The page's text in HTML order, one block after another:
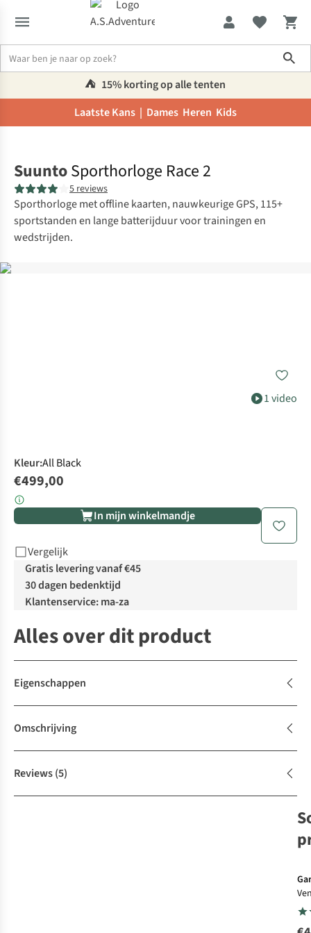
⛺️ 15% korting op alle tenten
Laatste Kans | Dames Heren Kids
1 video
SuuntoSporthorloge Race 2
5 reviews
Sporthorloge met offline kaarten, nauwkeurige GPS, 115+
sportstanden en lange batterijduur voor trainingen en
wedstrijden.
Kleur:All Black
€499,00
In mijn winkelmandje
Vergelijk
Gratis levering vanaf €45
30 dagen bedenktijd
Klantenservice: ma-za
Alles over dit product
Eigenschappen
Omschrijving
Reviews(5)